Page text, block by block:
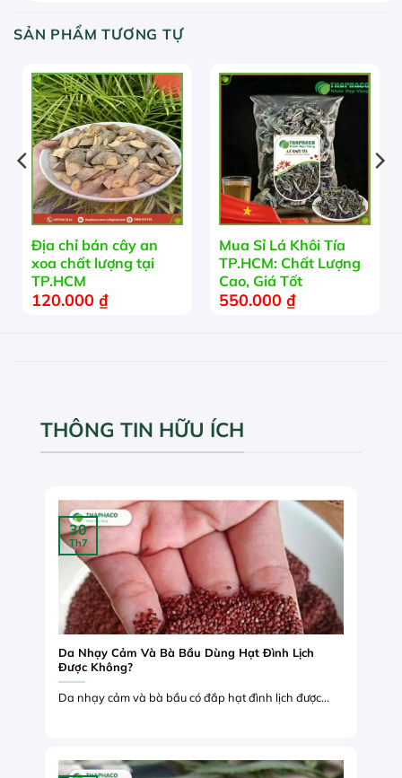
SẢN PHẨM TƯƠNG TỰ
Địa chỉ bán cây an
xoa chất lượng tại
TP.HCM
120.000 ₫
Mua Sỉ Lá Khôi Tía
TP.HCM: Chất Lượng
Cao, Giá Tốt
550.000 ₫
THÔNG TIN HỮU ÍCH
Da Nhạy Cảm Và Bà Bầu Dùng Hạt Đình Lịch
Được Không?
Da nhạy cảm và bà bầu có đắp hạt đình lịch được...
30
Th7